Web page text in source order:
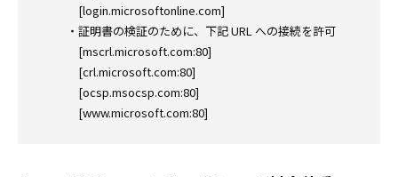
[login.microsoftonline.com]
・証明書の検証のために、下記 URL への接続を許可
[mscrl.microsoft.com:80]
[crl.microsoft.com:80]
[ocsp.msocsp.com:80]
[www.microsoft.com:80]